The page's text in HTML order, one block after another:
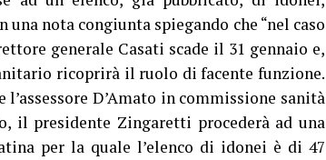
nota congiunta spiegando che “nel caso
generale Casati scade il 31 gennaio e,
ricoprirà il ruolo di facente funzione.
D’Amato in commissione sanità
il presidente Zingaretti procederà ad una
per la quale l’elenco di idonei è di 47